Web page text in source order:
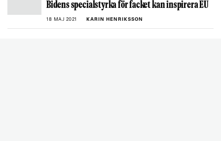
Bidens specialstyrka för facket kan inspirera EU
18 MAJ 2021 KARIN HENRIKSSON